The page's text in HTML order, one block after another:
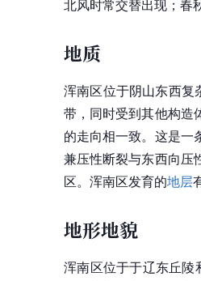
北风时常交替出现；春
地质
浑南区位于阴山东西复
带，同时受到其他构造
的走向相一致。这是一
兼压性断裂与东西向压
区。浑南区发育的地层
地形地貌
浑南区位于于辽东丘陵